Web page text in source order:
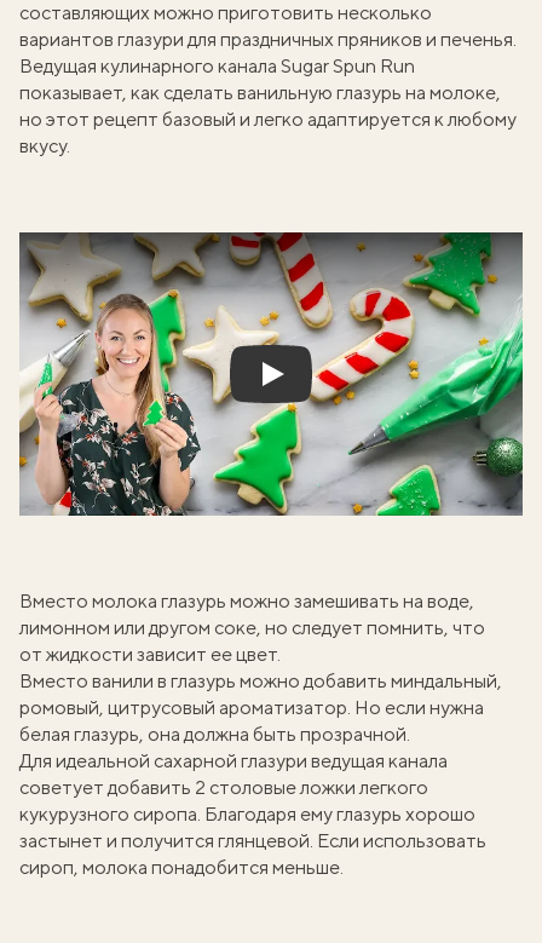
составляющих можно приготовить несколько
вариантов глазури для праздничных пряников и печенья.
Ведущая кулинарного канала Sugar Spun Run
показывает, как сделать ванильную глазурь на молоке,
но этот рецепт базовый и легко адаптируется к любому
вкусу.
Play
Вместо молока глазурь можно замешивать на воде,
лимонном или другом соке, но следует помнить, что
от жидкости зависит ее цвет.
Вместо ванили в глазурь можно добавить миндальный,
ромовый, цитрусовый ароматизатор. Но если нужна
белая глазурь, она должна быть прозрачной.
Для идеальной сахарной глазури ведущая канала
советует добавить 2 столовые ложки легкого
кукурузного сиропа. Благодаря ему глазурь хорошо
застынет и получится глянцевой. Если использовать
сироп, молока понадобится меньше.